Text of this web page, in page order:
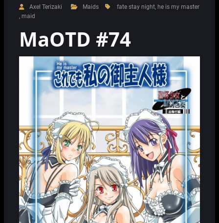
Axel Terizaki Maids fate stay night, he is my master
, maid
MaOTD #74